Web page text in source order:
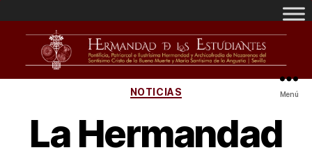
Menú
NOTICIAS
La Hermandad